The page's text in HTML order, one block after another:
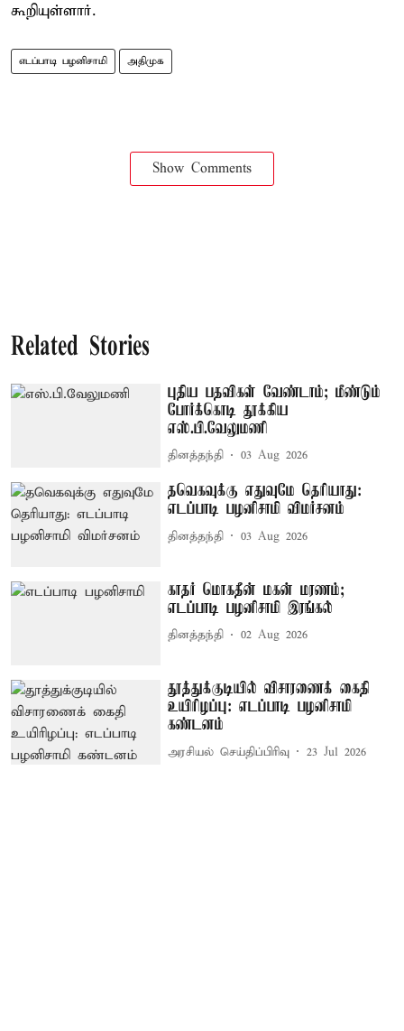
கூறியுள்ளார்.
எடப்பாடி பழனிசாமி அதிமுக
Show Comments
Related Stories
புதிய பதவிகள் வேண்டாம்; மீண்டும்
போர்க்கொடி தூக்கிய
எஸ்.பி.வேலுமணி
தினத்தந்தி 03 Aug 2026
தவெகவுக்கு எதுவுமே தெரியாது:
எடப்பாடி பழனிசாமி விமர்சனம்
தினத்தந்தி 03 Aug 2026
காதர் மொகதீன் மகன் மரணம்;
எடப்பாடி பழனிசாமி இரங்கல்
தினத்தந்தி 02 Aug 2026
தூத்துக்குடியில் விசாரணைக் கைதி
உயிரிழப்பு: எடப்பாடி பழனிசாமி
கண்டனம்
அரசியல் செய்திப்பிரிவு 23 Jul 2026